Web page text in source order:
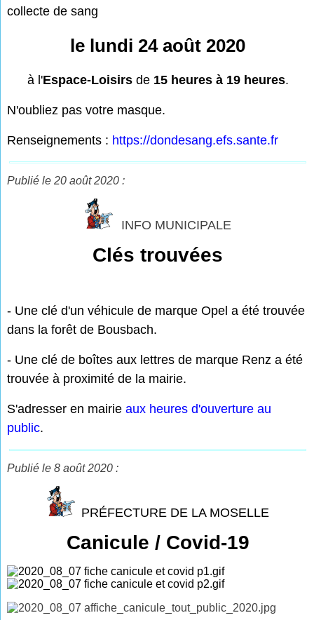
collecte de sang
le lundi 24 août 2020
à l'Espace-Loisirsde 15 heures à 19 heures.
N'oubliez pas votre masque.
Renseignements : https://dondesang.efs.sante.fr
Publié le 20 août 2020 :
INFO MUNICIPALE
Clés trouvées
- Une clé d'un véhicule de marque Opel a été trouvée
dans la forêt de Bousbach.
- Une clé de boîtes aux lettres de marque Renz a été
trouvée à proximité de la mairie.
S'adresser en mairieaux heures d'ouverture au
public.
Publié le 8 août 2020 :
PRÉFECTURE DE LA MOSELLE
Canicule / Covid-19